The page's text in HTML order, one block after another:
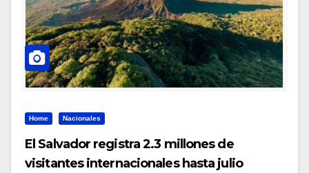
Home Nacionales
El Salvador registra 2.3 millones de
visitantes internacionales hasta julio